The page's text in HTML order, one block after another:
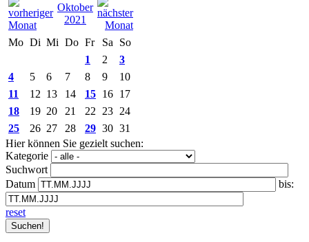
Oktober
2021
Mo Di Mi Do Fr Sa
So
1
2
3
4
5 6 7 8 9
10
11
12 13 14 15 16 17
18
19 20 21 22 23 24
25
26 27 28 29 30 31
Hier können Sie gezielt suchen:
Kategorie
Suchwort
Datum
bis:
reset